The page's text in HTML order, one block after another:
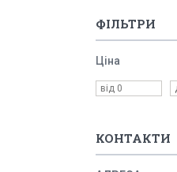
ФІЛЬТРИ
Ціна
КОНТАКТИ